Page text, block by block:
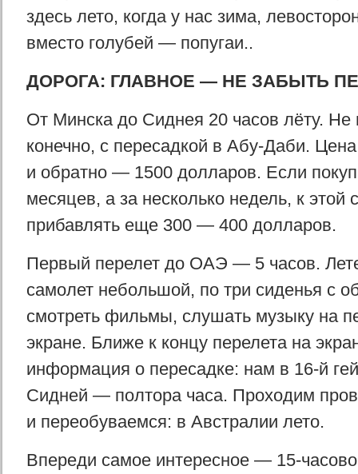
здесь лето, когда у нас зима,
вместо голубей — попугаи..
ДОРОГА: ГЛАВНОЕ — НЕ ЗАБЫТЬ
От Минска до Сиднея 20 часов лёту. Не
конечно, с пересадкой в Абу-Даби.
и обратно — 1500 долларов. Если
месяцев, а за несколько недель, к
прибавлять еще 300 — 400 долларов.
Первый перелет до ОАЭ — 5 часов.
самолет небольшой, по три сиденья с
смотреть фильмы, слушать музыку на
экране. Ближе к концу перелета на
информация о пересадке: нам в 16-й
Сидней — полтора часа. Проходим
и переобуваемся: в Австралии лето.
Впереди самое интересное — 15-